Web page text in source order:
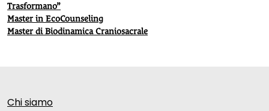
Trasformano”
Master in EcoCounseling
Master di Biodinamica Craniosacrale
Chi siamo